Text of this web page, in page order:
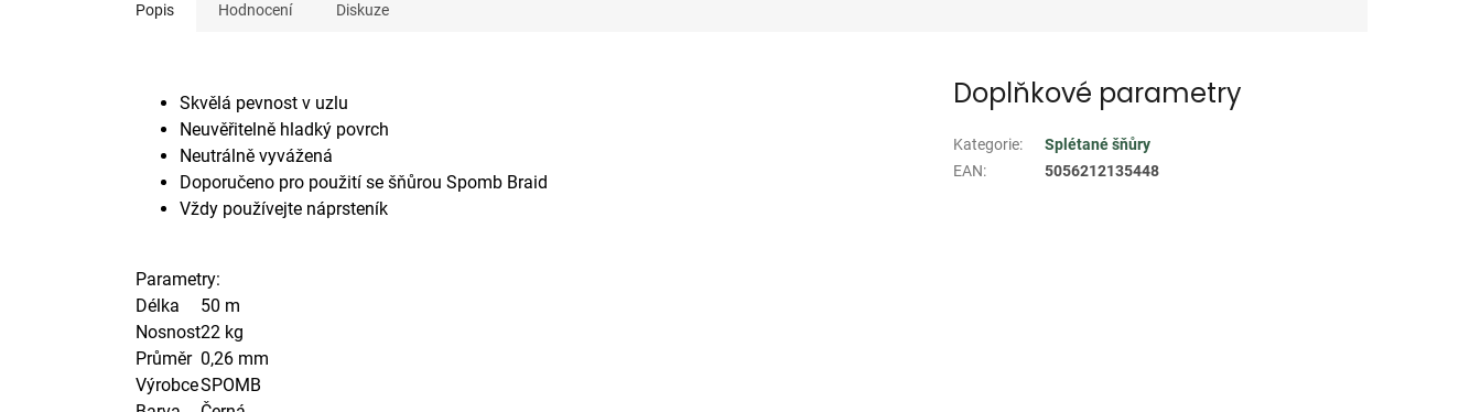
Popis Hodnocení Diskuze
Skvělá pevnost v uzlu
Neuvěřitelně hladký povrch
Neutrálně vyvážená
Doporučeno pro použití se šňůrou Spomb Braid
Vždy používejte náprsteník
Parametry:
Délka
50 m
Nosnost22 kg
Průměr 0,26 mm
VýrobceSPOMB
Doplňkové parametry
Kategorie:
Splétané šňůry
EAN: 5056212135448